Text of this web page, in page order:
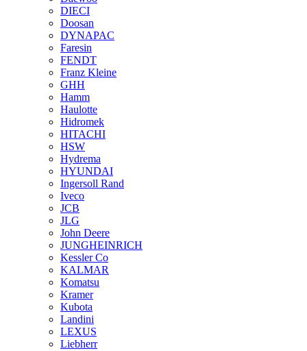
DIECI
Doosan
DYNAPAC
Faresin
FENDT
Franz Kleine
GHH
Hamm
Haulotte
Hidromek
HITACHI
HSW
Hydrema
HYUNDAI
Ingersoll Rand
Iveco
JCB
JLG
John Deere
JUNGHEINRICH
Kessler Co
KALMAR
Komatsu
Kramer
Kubota
Landini
LEXUS
Liebherr